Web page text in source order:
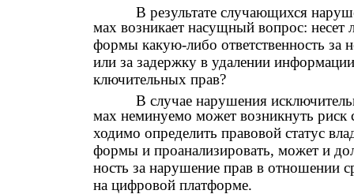
В результате случающихся
мах возникает насущный вопрос: несет
формы какую-либо ответственность за
или за задержку в удалении
ключительных прав?
В случае нарушения
мах неминуемо может возникнуть риск
ходимо определить правовой статус
формы и проанализировать, может и
ность за нарушение прав в отношении
на цифровой платформе.